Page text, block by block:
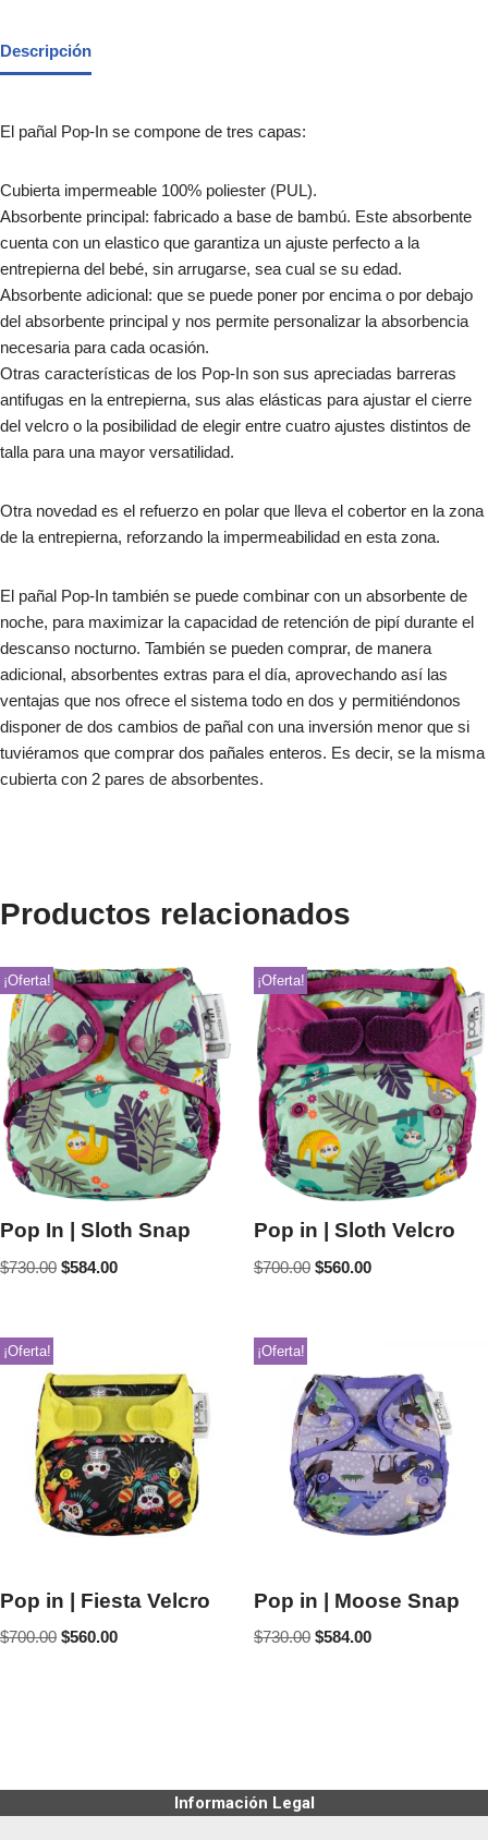
Descripción
El pañal Pop-In se compone de tres capas:
Cubierta impermeable 100% poliester (PUL).
Absorbente principal: fabricado a base de bambú. Este absorbente
cuenta con un elastico que garantiza un ajuste perfecto a la
entrepierna del bebé, sin arrugarse, sea cual se su edad.
Absorbente adicional: que se puede poner por encima o por debajo
del absorbente principal y nos permite personalizar la absorbencia
necesaria para cada ocasión.
Otras características de los Pop-In son sus apreciadas barreras
antifugas en la entrepierna, sus alas elásticas para ajustar el cierre
del velcro o la posibilidad de elegir entre cuatro ajustes distintos de
talla para una mayor versatilidad.
Otra novedad es el refuerzo en polar que lleva el cobertor en la zona
de la entrepierna, reforzando la impermeabilidad en esta zona.
El pañal Pop-In también se puede combinar con un absorbente de
noche, para maximizar la capacidad de retención de pipí durante el
descanso nocturno. También se pueden comprar, de manera
adicional, absorbentes extras para el día, aprovechando así las
ventajas que nos ofrece el sistema todo en dos y permitiéndonos
disponer de dos cambios de pañal con una inversión menor que si
tuviéramos que comprar dos pañales enteros. Es decir, se la misma
cubierta con 2 pares de absorbentes.
Productos relacionados
¡Oferta!
Pop In | Sloth Snap
$730.00 $584.00
¡Oferta!
Pop in | Sloth Velcro
$700.00 $560.00
¡Oferta!
Pop in | Fiesta Velcro
$700.00 $560.00
¡Oferta!
Pop in | Moose Snap
$730.00 $584.00
Información Legal